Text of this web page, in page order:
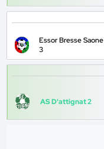
Essor Bresse Saone
3
AS D'attignat 2